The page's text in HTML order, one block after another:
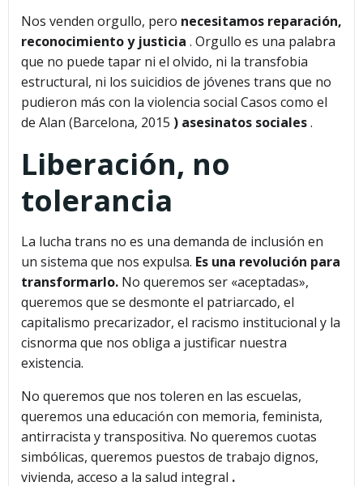
Nos venden orgullo, pero necesitamos reparación,
reconocimiento y justicia . Orgullo es una palabra
que no puede tapar ni el olvido, ni la transfobia
estructural, ni los suicidios de jóvenes trans que no
pudieron más con la violencia social Casos como el
de Alan (Barcelona, ​​2015 ) asesinatos sociales.
Liberación, no
tolerancia
La lucha trans no es una demanda de inclusión en
un sistema que nos expulsa. Es una revolución para
transformarlo. No queremos ser «aceptadas»,
queremos que se desmonte el patriarcado, el
capitalismo precarizador, el racismo institucional y la
cisnorma que nos obliga a justificar nuestra
existencia.
No queremos que nos toleren en las escuelas,
queremos una educación con memoria, feminista,
antirracista y transpositiva. No queremos cuotas
simbólicas, queremos puestos de trabajo dignos,
vivienda, acceso a la salud integral .